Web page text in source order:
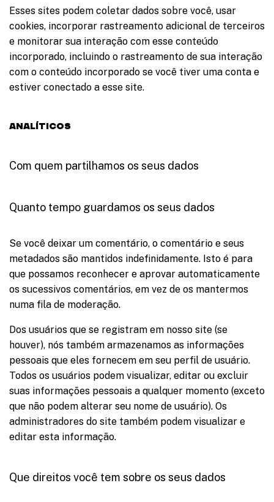
Esses sites podem coletar dados sobre você, usar
cookies, incorporar rastreamento adicional de terceiros
e monitorar sua interação com esse conteúdo
incorporado, incluindo o rastreamento de sua interação
com o conteúdo incorporado se você tiver uma conta e
estiver conectado a esse site.
Analíticos
Com quem partilhamos os seus dados
Quanto tempo guardamos os seus dados
Se você deixar um comentário, o comentário e seus
metadados são mantidos indefinidamente. Isto é para
que possamos reconhecer e aprovar automaticamente
os sucessivos comentários, em vez de os mantermos
numa fila de moderação.
Dos usuários que se registram em nosso site (se
houver), nós também armazenamos as informações
pessoais que eles fornecem em seu perfil de usuário.
Todos os usuários podem visualizar, editar ou excluir
suas informações pessoais a qualquer momento (exceto
que não podem alterar seu nome de usuário). Os
administradores do site também podem visualizar e
editar esta informação.
Que direitos você tem sobre os seus dados